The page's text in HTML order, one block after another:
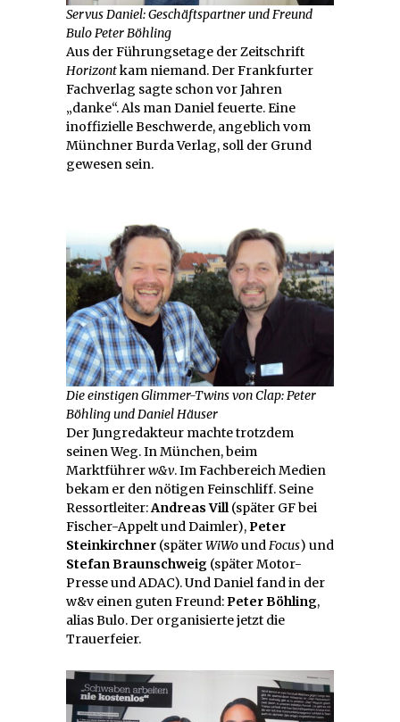
Servus Daniel: Geschäftspartner und Freund
Bulo Peter Böhling
Aus der Führungsetage der Zeitschrift
Horizontkam niemand. Der Frankfurter
Fachverlag sagte schon vor Jahren
„danke“. Als man Daniel feuerte. Eine
inoffizielle Beschwerde, angeblich vom
Münchner Burda Verlag, soll der Grund
gewesen sein.
Die einstigen Glimmer-Twins von Clap: Peter
Böhling und Daniel Häuser
Der Jungredakteur machte trotzdem
seinen Weg. In München, beim
Marktführerw&v. Im Fachbereich Medien
bekam er den nötigen Feinschliff. Seine
Ressortleiter:Andreas Vill(später GF bei
Fischer-Appelt und Daimler),Peter
Steinkirchner (späterWiWoundFocus) und
Stefan Braunschweig (später Motor-
Presse und ADAC). Und Daniel fand in der
w&v einen guten Freund:Peter Böhling,
alias Bulo. Der organisierte jetzt die
Trauerfeier.